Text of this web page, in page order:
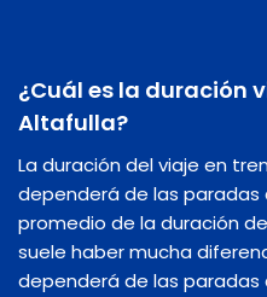
¿Cuál es la duración
Altafulla?
La duración del viaje en
dependerá de las
promedio de la duración
suele haber mucha
dependerá de las